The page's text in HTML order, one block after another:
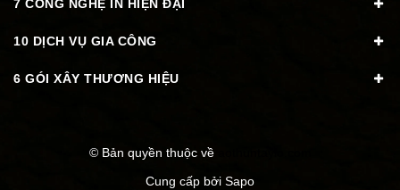
7 CÔNG NGHỆ IN HIỆN ĐẠI
10 DỊCH VỤ GIA CÔNG
6 GÓI XÂY THƯƠNG HIỆU
© Bản quyền thuộc về
Cung cấp bởi Sapo